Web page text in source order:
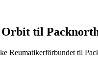
til
Reumatikerförbundet til